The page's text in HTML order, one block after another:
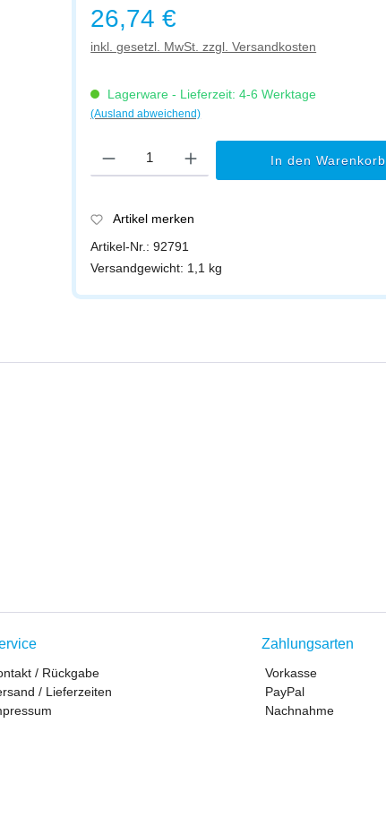
Regulärer Preis:
26,74 €
inkl. gesetzl. MwSt. zzgl. Versandkosten
Lagerware - Lieferzeit: 4-6 Werktage
(Ausland abweichend)
In den Warenkorb
Artikel merken
Artikel-Nr.:92791
Versandgewicht: 1,1 kg
/ Rückgabe
/ Lieferzeiten
Zahlungsarten
Vorkasse
PayPal
Nachnahme